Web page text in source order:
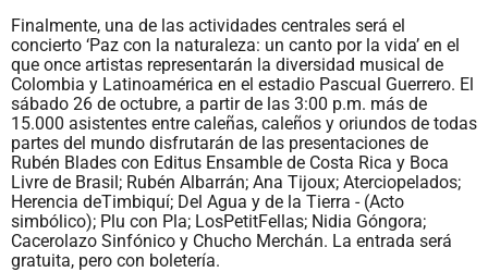
Finalmente, una de las actividades centrales será el
concierto ‘Paz con la naturaleza: un canto por la vida’ en el
que once artistas representarán la diversidad musical de
Colombia y Latinoamérica en el estadio Pascual Guerrero. El
sábado 26 de octubre, a partir de las 3:00 p.m. más de
15.000 asistentes entre caleñas, caleños y oriundos de todas
partes del mundo disfrutarán de las presentaciones de
Rubén Blades con Editus Ensamble de Costa Rica y Boca
Livre de Brasil; Rubén Albarrán; Ana Tijoux; Aterciopelados;
Herencia deTimbiquí; Del Agua y de la Tierra - (Acto
simbólico); Plu con Pla; LosPetitFellas; Nidia Góngora;
Cacerolazo Sinfónico y Chucho Merchán. La entrada será
gratuita, pero con boletería.